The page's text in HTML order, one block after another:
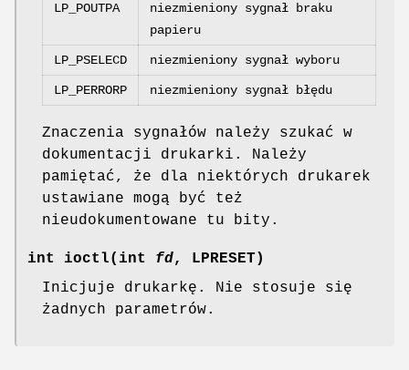
LP_POUTPA
niezmieniony sygnał braku
papieru
LP_PSELECD niezmieniony sygnał wyboru
LP_PERRORP niezmieniony sygnał błędu
Znaczenia sygnałów należy szukać w
dokumentacji drukarki. Należy
pamiętać, że dla niektórych drukarek
ustawiane mogą być też
nieudokumentowane tu bity.
int ioctl(int fd, LPRESET)
Inicjuje drukarkę. Nie stosuje się
żadnych parametrów.